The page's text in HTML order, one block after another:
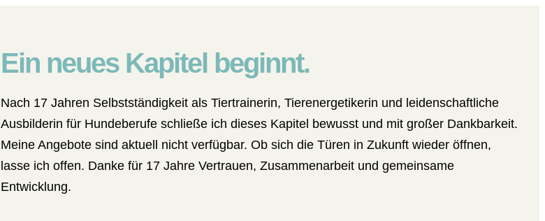
Ein neues Kapitel beginnt.
Nach 17 Jahren Selbstständigkeit als Tiertrainerin, Tierenergetikerin und leidenschaftliche
Ausbilderin für Hundeberufe schließe ich dieses Kapitel bewusst und mit großer Dankbarkeit.
Meine Angebote sind aktuell nicht verfügbar. Ob sich die Türen in Zukunft wieder öffnen,
lasse ich offen. Danke für 17 Jahre Vertrauen, Zusammenarbeit und gemeinsame
Entwicklung.